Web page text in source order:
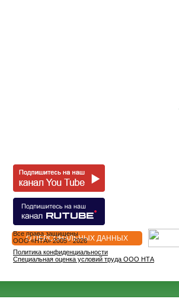
О ПЕРСОНАЛЬНЫХ ДАННЫХ
Все права защищены
OOO «НТА» 2005 - 2026
Политика конфиденциальности
Специальная оценка условий труда ООО НТА